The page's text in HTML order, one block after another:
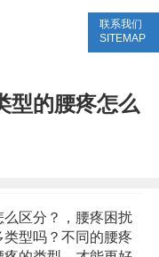
联系我们
SITEMAP
型的腰疼怎么
区分？，腰疼困扰
型吗？不同的腰疼